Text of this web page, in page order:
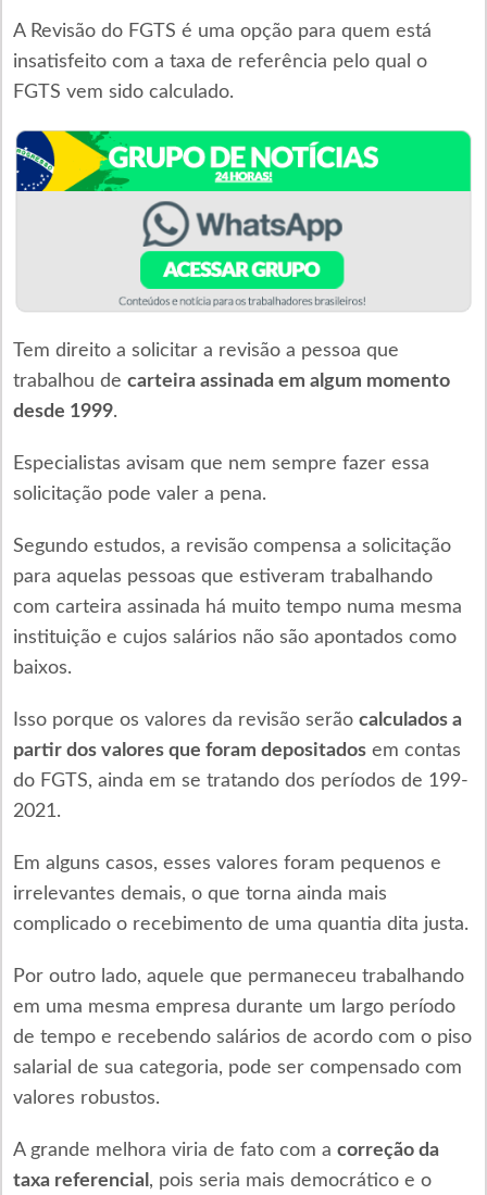
A Revisão do FGTS é uma opção para quem está
insatisfeito com a taxa de referência pelo qual o
FGTS vem sido calculado.
Tem direito a solicitar a revisão a pessoa que
trabalhou de carteira assinada em algum momento
desde 1999.
Especialistas avisam que nem sempre fazer essa
solicitação pode valer a pena.
Segundo estudos, a revisão compensa a solicitação
para aquelas pessoas que estiveram trabalhando
com carteira assinada há muito tempo numa mesma
instituição e cujos salários não são apontados como
baixos.
Isso porque os valores da revisão serão calculados a
partir dos valores que foram depositadosem contas
do FGTS, ainda em se tratando dos períodos de 199-
2021.
Em alguns casos, esses valores foram pequenos e
irrelevantes demais, o que torna ainda mais
complicado o recebimento de uma quantia dita justa.
Por outro lado, aquele que permaneceu trabalhando
em uma mesma empresa durante um largo período
de tempo e recebendo salários de acordo com o piso
salarial de sua categoria, pode ser compensado com
valores robustos.
A grande melhora viria de fato com a correção da
taxa referencial , pois seria mais democrático e o